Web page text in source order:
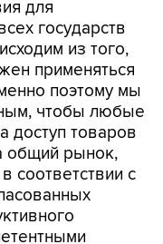
для
государств
из того,
применяться
поэтому мы
чтобы любые
доступ товаров
общий рынок,
соответствии с